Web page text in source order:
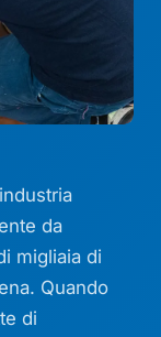
da
migliaia di
Quando
di